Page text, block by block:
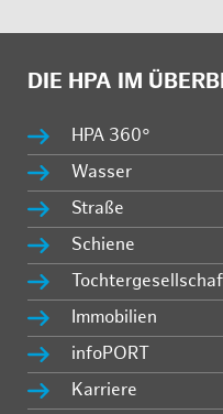
DIE HPA IM
HPA 360°
Wasser
Straße
Schiene
Immobilien
infoPORT
Karriere